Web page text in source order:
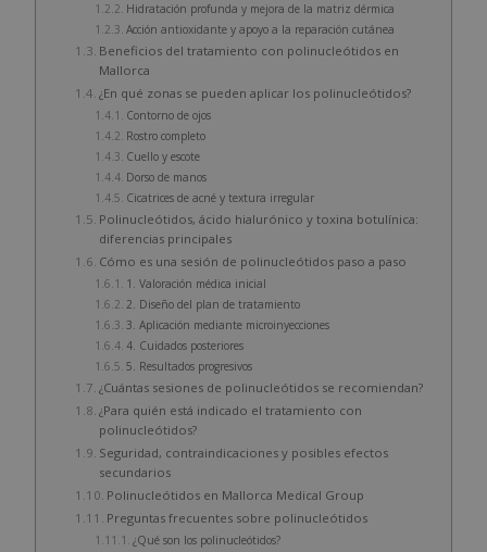
Hidratación profunda y mejora de la matriz dérmica
Acción antioxidante y apoyo a la reparación cutánea
Beneficios del tratamiento con polinucleótidos en
Mallorca
¿En qué zonas se pueden aplicar los polinucleótidos?
Contorno de ojos
Rostro completo
Cuello y escote
Dorso de manos
Cicatrices de acné y textura irregular
Polinucleótidos, ácido hialurónico y toxina botulínica:
diferencias principales
Cómo es una sesión de polinucleótidos paso a paso
1. Valoración médica inicial
2. Diseño del plan de tratamiento
3. Aplicación mediante microinyecciones
4. Cuidados posteriores
5. Resultados progresivos
¿Cuántas sesiones de polinucleótidos se recomiendan?
¿Para quién está indicado el tratamiento con
polinucleótidos?
Seguridad, contraindicaciones y posibles efectos
secundarios
Polinucleótidos en Mallorca Medical Group
Preguntas frecuentes sobre polinucleótidos
¿Qué son los polinucleótidos?